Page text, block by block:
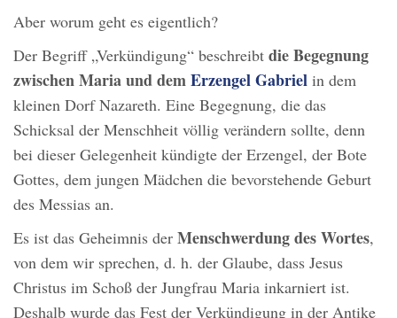
Aber worum geht es eigentlich?
Der Begriff „Verkündigung“ beschreibt die Begegnung
zwischen Maria und demErzengel Gabriel in dem
kleinen Dorf Nazareth. Eine Begegnung, die das
Schicksal der Menschheit völlig verändern sollte, denn
bei dieser Gelegenheit kündigte der Erzengel, der Bote
Gottes, dem jungen Mädchen die bevorstehende Geburt
des Messias an.
Es ist das Geheimnis der Menschwerdung des Wortes,
von dem wir sprechen, d. h. der Glaube, dass Jesus
Christus im Schoß der Jungfrau Maria inkarniert ist.
Deshalb wurde das Fest der Verkündigung in der Antike